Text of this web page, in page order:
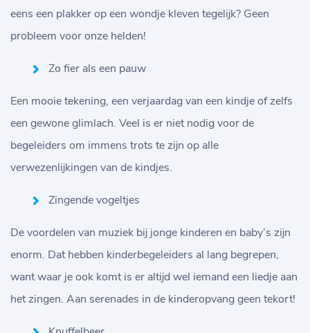
eens een plakker op een wondje kleven tegelijk? Geen
probleem voor onze helden!
Zo fier als een pauw
Een mooie tekening, een verjaardag van een kindje of zelfs
een gewone glimlach. Veel is er niet nodig voor de
begeleiders om immens trots te zijn op alle
verwezenlijkingen van de kindjes.
Zingende vogeltjes
De voordelen van muziek bij jonge kinderen en baby’s zijn
enorm. Dat hebben kinderbegeleiders al lang begrepen,
want waar je ook komt is er altijd wel iemand een liedje aan
het zingen. Aan serenades in de kinderopvang geen tekort!